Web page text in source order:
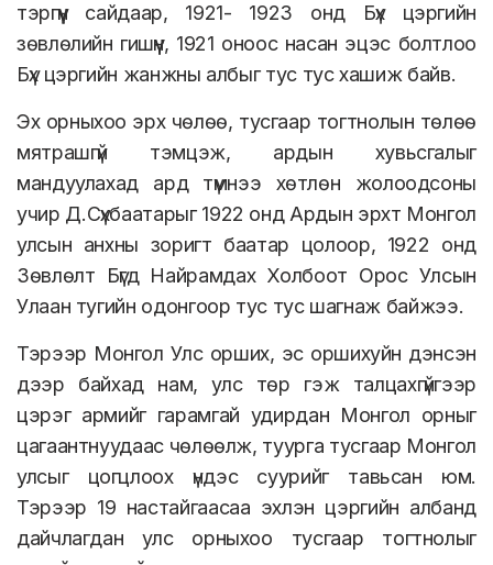
тэргүүн сайдаар, 1921- 1923 онд Бүх цэргийн
зөвлөлийн гишүүн, 1921 оноос насан эцэс болтлоо
Бүх цэргийн жанжны албыг тус тус хашиж байв.
Эх орныхоо эрх чөлөө, тусгаар тогтнолын төлөө
мятрашгүй тэмцэж, ардын хувьсгалыг
мандуулахад ард түмнээ хөтлөн жолоодсоны
учир Д.Сүхбаатарыг 1922 онд Ардын эрхт Монгол
улсын анхны зоригт баатар цолоор, 1922 онд
Зөвлөлт Бүгд Найрамдах Холбоот Орос Улсын
Улаан тугийн одонгоор тус тус шагнаж байжээ.
Тэрээр Монгол Улс орших, эс оршихуйн дэнсэн
дээр байхад нам, улс төр гэж талцахгүйгээр
цэрэг армийг гарамгай удирдан Монгол орныг
цагаантнуудаас чөлөөлж, туурга тусгаар Монгол
улсыг цогцлоох үндэс суурийг тавьсан юм.
Тэрээр 19 настайгаасаа эхлэн цэргийн албанд
дайчлагдан улс орныхоо тусгаар тогтнолыг